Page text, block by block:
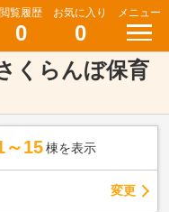
閲覧履歴
0
お気に入り
0
メニュー
くらんぼ保育
～15 棟を表示
変更